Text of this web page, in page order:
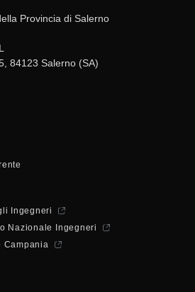
Provincia di Salerno
84123 Salerno (SA)
Ingegneri
Nazionale Ingegneri
Campania